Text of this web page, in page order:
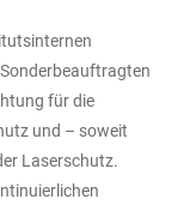
für die
und – soweit
Laserschutz.